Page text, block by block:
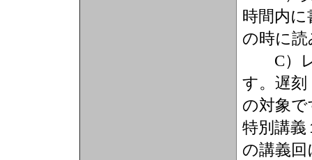
時間内
の時に
C）レ
す。遅刻
の対象で
特別講義
の講義